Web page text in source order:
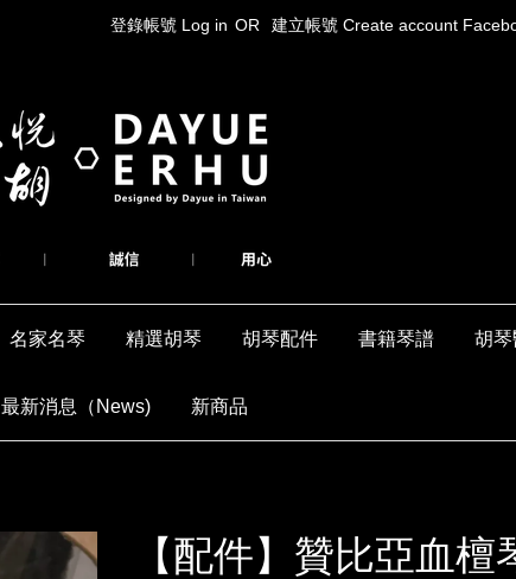
登錄帳號 Log in OR 建立帳號 Create account
名家名琴 精選胡琴 胡琴配件 書籍琴譜 胡琴
最新消息（News) 新商品
【配件】贊比亞血檀